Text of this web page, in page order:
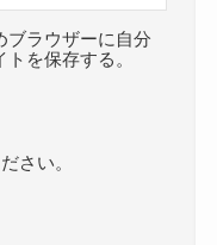
ブラウザーに自分
を保存する。
さい。